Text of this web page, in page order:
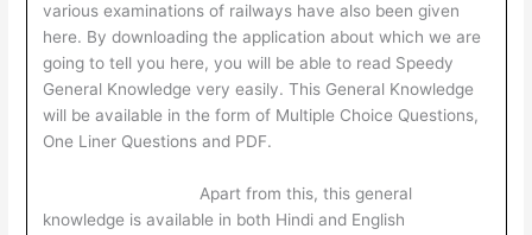
various examinations of railways have also been given
here. By downloading the application about which we are
going to tell you here, you will be able to read Speedy
General Knowledge very easily. This General Knowledge
will be available in the form of Multiple Choice Questions,
One Liner Questions and PDF.
Apart from this, this general
knowledge is available in both Hindi and English